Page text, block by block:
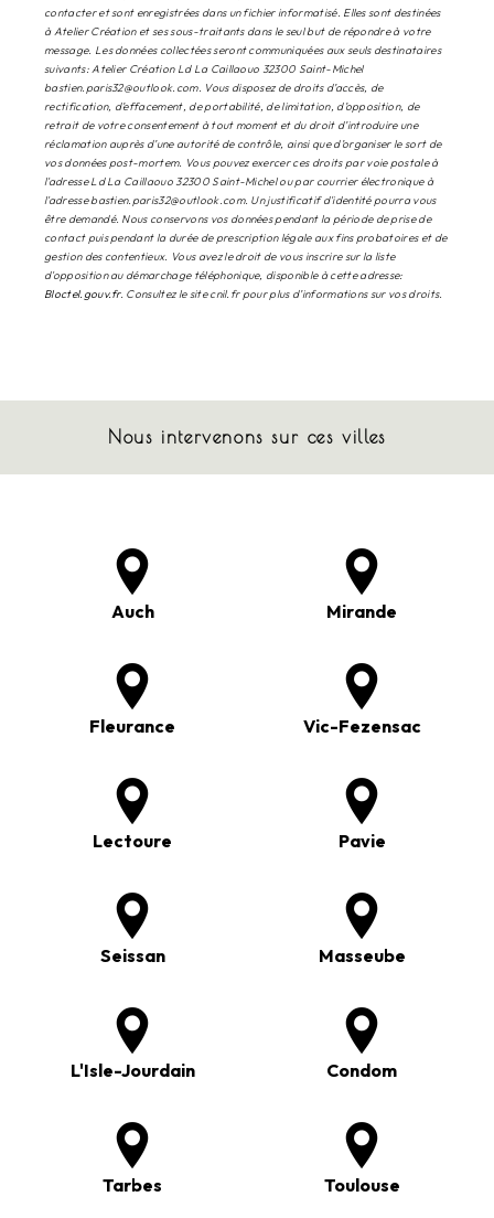
contacter et sont enregistrées dans un fichier informatisé. Elles sont destinées
à Atelier Création et ses sous-traitants dans le seul but de répondre à votre
message. Les données collectées seront communiquées aux seuls destinataires
suivants: Atelier Création Ld La Caillaouo 32300 Saint-Michel
bastien.paris32@outlook.com. Vous disposez de droits d’accès, de
rectification, d’effacement, de portabilité, de limitation, d’opposition, de
retrait de votre consentement à tout moment et du droit d’introduire une
réclamation auprès d’une autorité de contrôle, ainsi que d’organiser le sort de
vos données post-mortem. Vous pouvez exercer ces droits par voie postale à
l'adresse Ld La Caillaouo 32300 Saint-Michel ou par courrier électronique à
l'adresse bastien.paris32@outlook.com. Un justificatif d'identité pourra vous
être demandé. Nous conservons vos données pendant la période de prise de
contact puis pendant la durée de prescription légale aux fins probatoires et de
gestion des contentieux. Vous avez le droit de vous inscrire sur la liste
d'opposition au démarchage téléphonique, disponible à cette adresse:
Bloctel.gouv.fr. Consultez le site cnil.fr pour plus d’informations sur vos droits.
Nous intervenons sur ces villes
Auch Mirande
Fleurance Vic-Fezensac
Lectoure Pavie
Seissan Masseube
L'Isle-Jourdain Condom
Tarbes Toulouse